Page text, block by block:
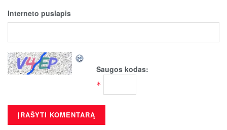
Interneto puslapis
Saugos kodas:
*